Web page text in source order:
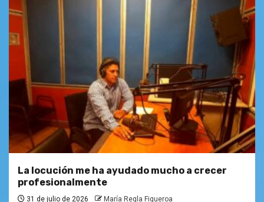
La locución me ha ayudado mucho a crecer
profesionalmente
31 de julio de 2026 María Regla Figueroa